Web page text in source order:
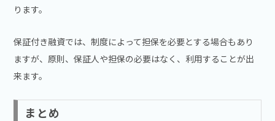
ります。
保証付き融資では、制度によって担保を必要とする場合もあり
ますが、原則、保証人や担保の必要はなく、利用することが出
来ます。
まとめ